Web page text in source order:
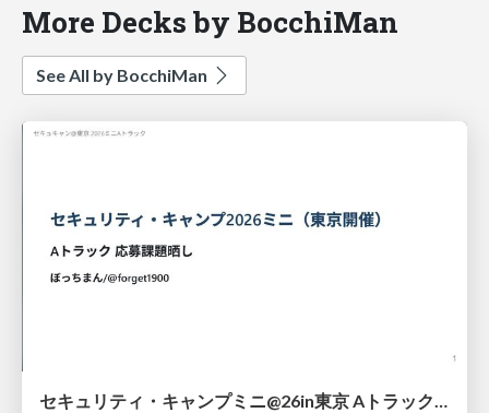
More Decks by BocchiMan
See All by BocchiMan
セキュリティ・キャンプミニ@26in東京 Aトラック応募課題